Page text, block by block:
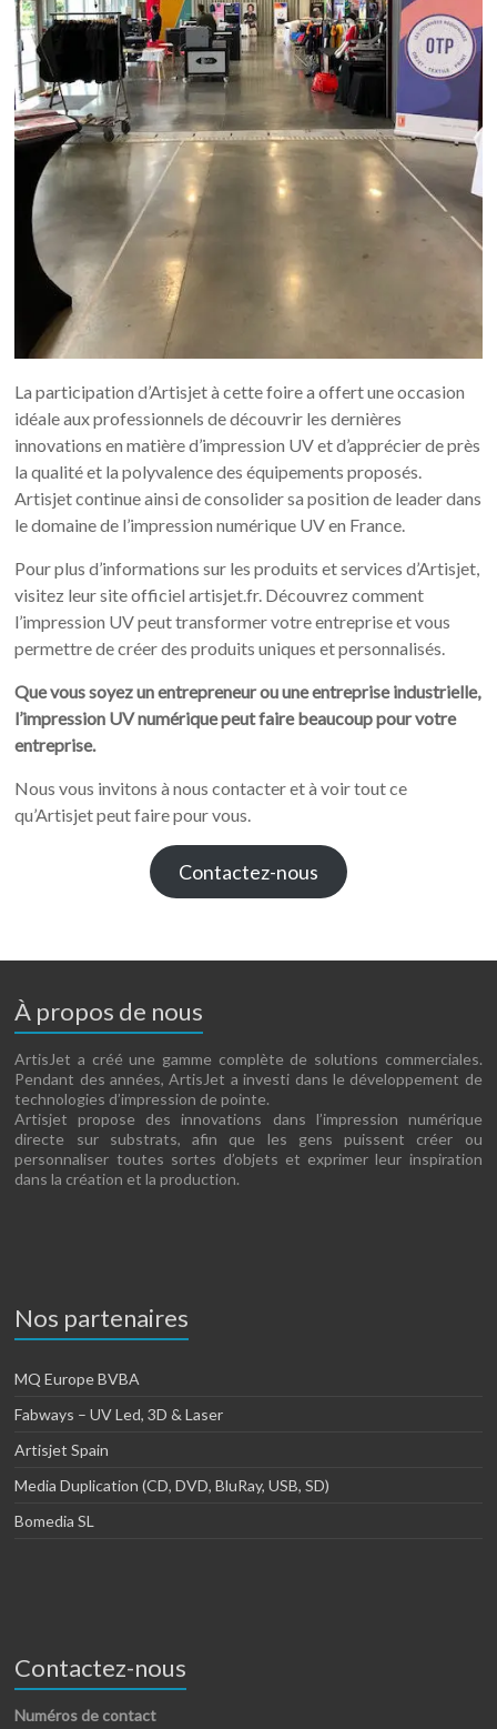
La participation d’Artisjet à cette foire a offert une occasion
idéale aux professionnels de découvrir les dernières
innovations en matière d’impression UV et d’apprécier de près
la qualité et la polyvalence des équipements proposés.
Artisjet continue ainsi de consolider sa position de leader dans
le domaine de l’impression numérique UV en France.
Pour plus d’informations sur les produits et services d’Artisjet,
visitez leur site officiel artisjet.fr. Découvrez comment
l’impression UV peut transformer votre entreprise et vous
permettre de créer des produits uniques et personnalisés.
Que vous soyez un entrepreneur ou une entreprise industrielle,
l’impression UV numérique peut faire beaucoup pour votre
entreprise.
Nous vous invitons à nous contacter et à voir tout ce
qu’Artisjet peut faire pour vous.
Contactez-nous
À propos de nous
ArtisJet a créé une gamme complète de solutions commerciales.
Pendant des années, ArtisJet a investi dans le développement de
technologies d’impression de pointe.
Artisjet propose des innovations dans l’impression numérique
directe sur substrats, afin que les gens puissent créer ou
personnaliser toutes sortes d’objets et exprimer leur inspiration
dans la création et la production.
Nos partenaires
MQ Europe BVBA
Fabways – UV Led, 3D & Laser
Artisjet Spain
Media Duplication (CD, DVD, BluRay, USB, SD)
Bomedia SL
Contactez-nous
Numéros de contact